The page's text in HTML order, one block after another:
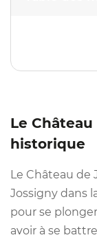
Le
historique
Le Château de
Jossigny dans
pour se
avoir à se